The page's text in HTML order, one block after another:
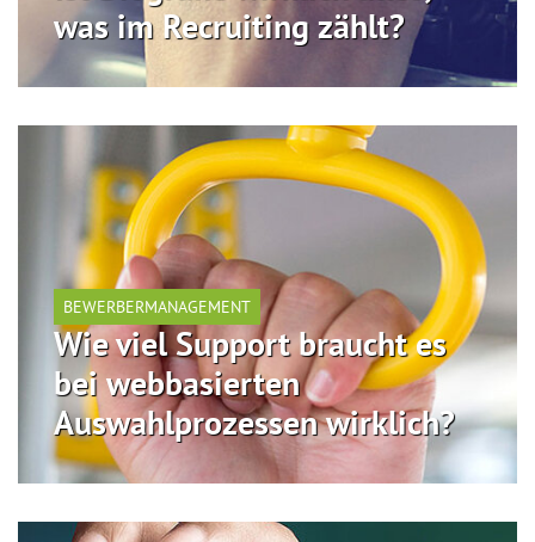
was im Recruiting zählt?
BEWERBERMANAGEMENT
Wie viel Support braucht es
bei webbasierten
Auswahlprozessen wirklich?